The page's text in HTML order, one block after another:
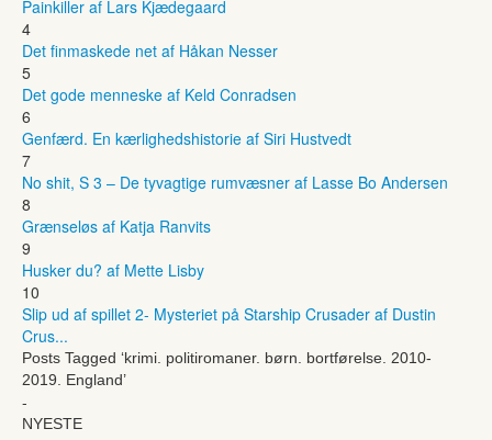
Painkiller af Lars Kjædegaard
4
Det finmaskede net af Håkan Nesser
5
Det gode menneske af Keld Conradsen
6
Genfærd. En kærlighedshistorie af Siri Hustvedt
7
No shit, S 3 – De tyvagtige rumvæsner af Lasse Bo Andersen
8
Grænseløs af Katja Ranvits
9
Husker du? af Mette Lisby
10
Slip ud af spillet 2- Mysteriet på Starship Crusader af Dustin
Crus...
Posts Tagged ‘krimi. politiromaner. børn. bortførelse. 2010-
2019. England’
-
NYESTE